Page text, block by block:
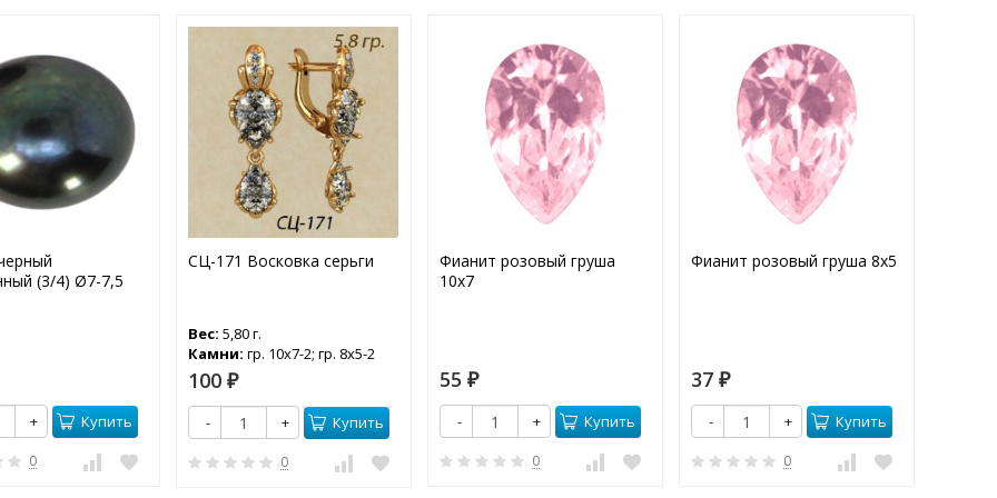
(3/4) Ø7-7,5
+ Купить
0
СЦ-171 Восковка серьги
Вес: 5,80 г.
Камни: гр. 10x7-2; гр. 8x5-2
100 ₽
- + Купить
0
Фианит розовый груша
10х7
55 ₽
- + Купить
0
Фианит розовый груша 8х5
37 ₽
- + Купить
0